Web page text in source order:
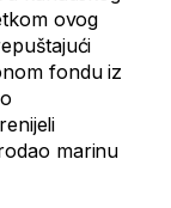
ovog
fondu iz
marinu